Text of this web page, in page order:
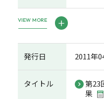
VIEW MORE
発行日 2011年
タイトル
第23
果